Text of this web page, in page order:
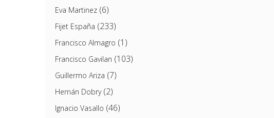
Eva Martinez(6)
Fijet España (233)
Francisco Almagro (1)
Francisco Gavilan (103)
Guillermo Ariza (7)
Hernán Dobry(2)
Ignacio Vasallo (46)